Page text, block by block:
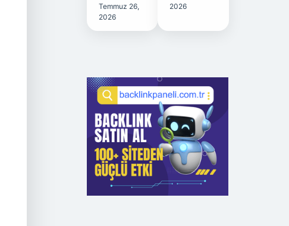
Temmuz 26,
2026
2026